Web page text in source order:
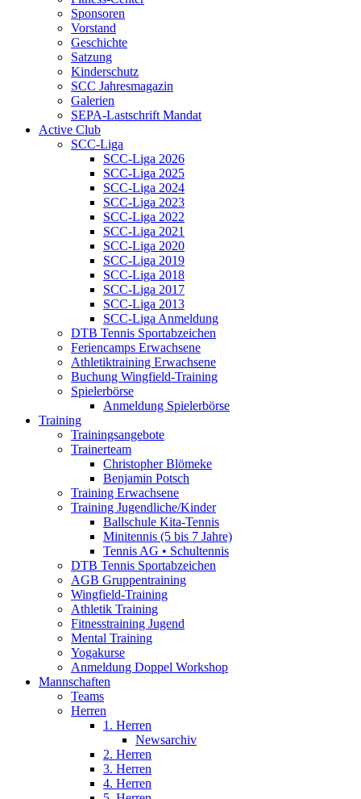
Sponsoren
Vorstand
Geschichte
Satzung
Kinderschutz
SCC Jahresmagazin
Galerien
SEPA-Lastschrift Mandat
Active Club
SCC-Liga
SCC-Liga 2026
SCC-Liga 2025
SCC-Liga 2024
SCC-Liga 2023
SCC-Liga 2022
SCC-Liga 2021
SCC-Liga 2020
SCC-Liga 2019
SCC-Liga 2018
SCC-Liga 2017
SCC-Liga 2013
SCC-Liga Anmeldung
DTB Tennis Sportabzeichen
Feriencamps Erwachsene
Athletiktraining Erwachsene
Buchung Wingfield-Training
Spielerbörse
Anmeldung Spielerbörse
Training
Trainingsangebote
Trainerteam
Christopher Blömeke
Benjamin Potsch
Training Erwachsene
Training Jugendliche/Kinder
Ballschule Kita-Tennis
Minitennis (5 bis 7 Jahre)
Tennis AG • Schultennis
DTB Tennis Sportabzeichen
AGB Gruppentraining
Wingfield-Training
Athletik Training
Fitnesstraining Jugend
Mental Training
Yogakurse
Anmeldung Doppel Workshop
Mannschaften
Teams
Herren
1. Herren
Newsarchiv
2. Herren
3. Herren
4. Herren